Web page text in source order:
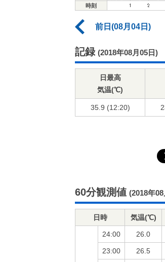
時刻
前日(08月04日)
記録 (2018年08月05日)
日最高
気温(℃)
35.9 (12:20)
60分観測値 (2018年
日時 気温(℃)
24:00 26.0
23:00 26.5